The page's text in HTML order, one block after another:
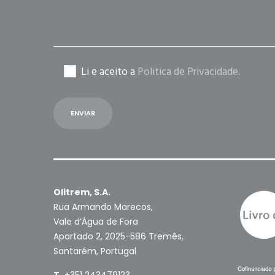
Li e aceito a Politica de Privacidade.
Olitrem, S.A.
Rua Armando Marecos,
Vale d’Água de Fora
Apartado 2, 2025-586 Tremês,
Santarém, Portugal